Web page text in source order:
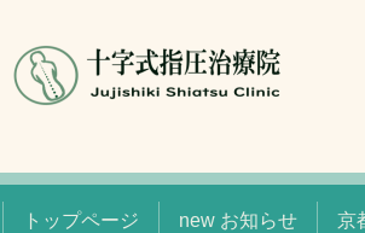
トップページ new お知らせ 京